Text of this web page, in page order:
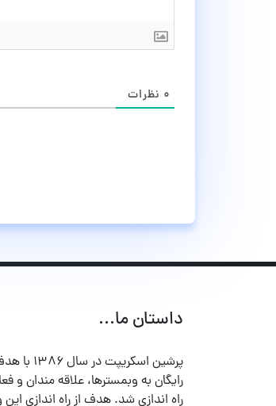
۰ نظرات
داستان ما...
پرشین
رایگان به وبمسترها، علاقه مندان و
راه اندازی شد. هدف از راه اندازی